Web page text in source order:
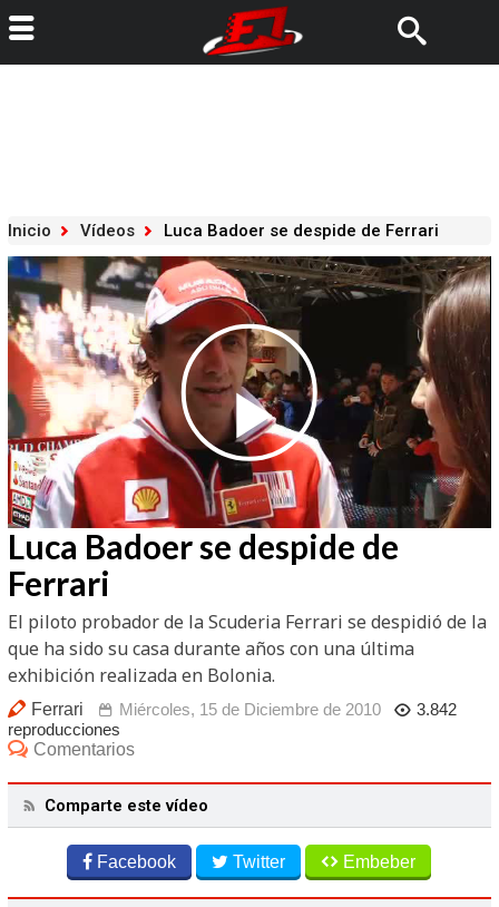
Inicio Vídeos Luca Badoer se despide de Ferrari
Play
Video
Luca Badoer se despide de
Ferrari
El piloto probador de la Scuderia Ferrari se despidió de la
que ha sido su casa durante años con una última
exhibición realizada en Bolonia.
Ferrari Miércoles, 15 de Diciembre de 2010
3.842
reproducciones
Comentarios
Comparte este vídeo
Facebook Twitter Embeber